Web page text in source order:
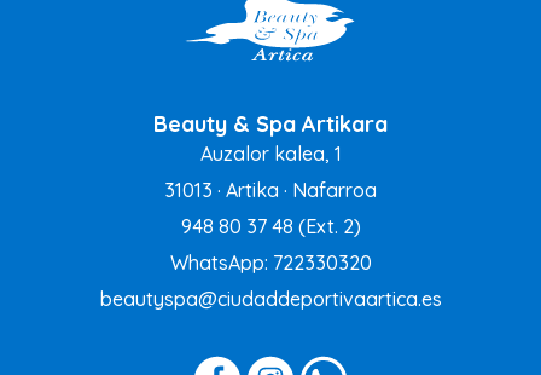
Beauty & Spa Artikara
Auzalor kalea, 1
31013 · Artika · Nafarroa
948 80 37 48 (Ext. 2)
WhatsApp: 722330320
beautyspa@ciudaddeportivaartica.es